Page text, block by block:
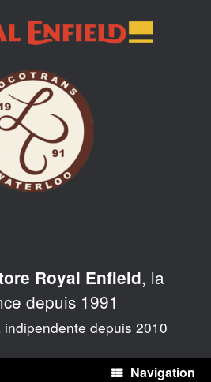
Royal Enfield, la
depuis 1991
indipendente depuis 2010
Navigation